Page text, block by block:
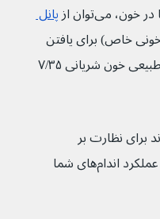
پانل
آزمایش‌های خونی خاص) برای یافتن
عدم تعادل اسید-باز (محدوده pH طبیعی خون شریانی ۷/۳۵
همچنین می‌تواند برای نظارت بر
اثربخشی درمان عدم تعادلی که بر عملکرد اندام‌های شما